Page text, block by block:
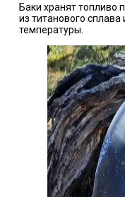
Баки хранят топливо
из титанового
температуры.